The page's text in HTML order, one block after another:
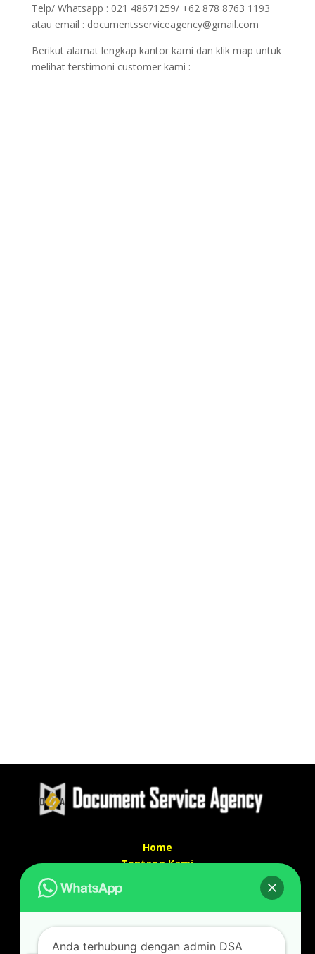
Telp/ Whatsapp : 021 48671259/ +62 878 8763 1193
atau email : documentsserviceagency@gmail.com
Berikut alamat lengkap kantor kami dan klik map untuk
melihat terstimoni customer kami :
Home
Tentang Kami
Kontak kami
Alamat kantor :
Anda terhubung dengan admin DSA